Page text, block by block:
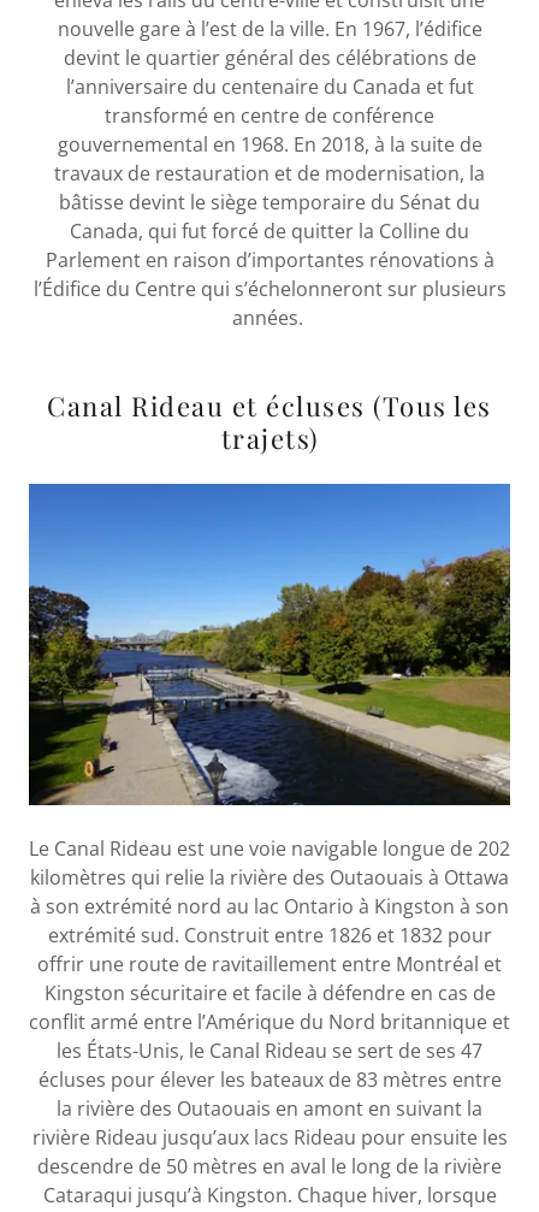
nouvelle gare à l’est de la ville. En 1967, l’édifice
devint le quartier général des célébrations de
l’anniversaire du centenaire du Canada et fut
transformé en centre de conférence
gouvernemental en 1968. En 2018, à la suite de
travaux de restauration et de modernisation, la
bâtisse devint le siège temporaire du Sénat du
Canada, qui fut forcé de quitter la Colline du
Parlement en raison d’importantes rénovations à
l’Édifice du Centre qui s’échelonneront sur plusieurs
années.
Canal Rideau et écluses (Tous les
trajets)
Le Canal Rideau est une voie navigable longue de 202
kilomètres qui relie la rivière des Outaouais à Ottawa
à son extrémité nord au lac Ontario à Kingston à son
extrémité sud. Construit entre 1826 et 1832 pour
offrir une route de ravitaillement entre Montréal et
Kingston sécuritaire et facile à défendre en cas de
conflit armé entre l’Amérique du Nord britannique et
les États-Unis, le Canal Rideau se sert de ses 47
écluses pour élever les bateaux de 83 mètres entre
la rivière des Outaouais en amont en suivant la
rivière Rideau jusqu’aux lacs Rideau pour ensuite les
descendre de 50 mètres en aval le long de la rivière
Cataraqui jusqu’à Kingston. Chaque hiver, lorsque